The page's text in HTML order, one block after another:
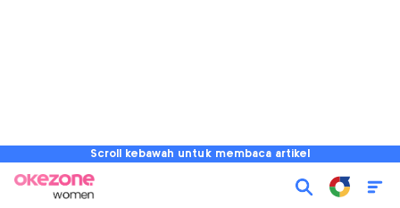
Scroll kebawah untuk membaca artikel